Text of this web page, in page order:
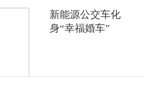
新能源公交车化
身“幸福婚车”